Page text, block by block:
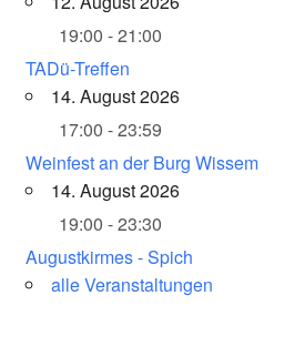
19:00 - 21:00
TADü-Treffen
14. August 2026
17:00 - 23:59
Weinfest an der Burg Wissem
14. August 2026
19:00 - 23:30
Augustkirmes - Spich
alle Veranstaltungen